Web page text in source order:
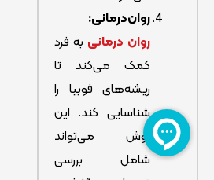
روان‌درمانی:
روان درمانی به فرد
کمک می‌کند تا
ریشه‌های فوبیا را
شناسایی کند. این
روش می‌تواند
شامل بررسی